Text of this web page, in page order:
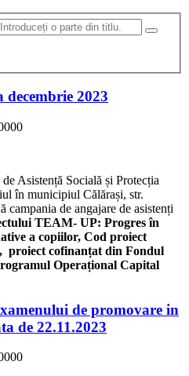
decembrie 2023
Socială și Protecția
în municipiul Călărași, str.
campania de angajare de asistenți
TEAM- UP: Progres în
a copiilor, Cod proiect
proiect cofinanțat din Fondul
Operațional Capital
de promovare in
de 22.11.2023